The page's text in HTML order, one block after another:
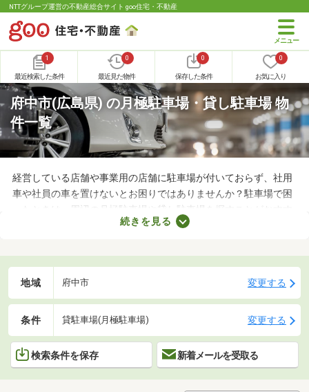
NTTグループ運営の不動産総合サイト goo住宅・不動産
1
最近検索した条件
0
最近見た物件
0
保存した条件
0
お気に入り
府中市(広島県) の月極駐車場・貸し駐車場 物
件一覧
経営している店舗や事業用の店舗に駐車場が付いておらず、社用
車や社員の車を置けないとお困りではありませんか？駐車場で困
ったときは、周辺の月極駐車場や貸し駐車場を探すことがおすす
め。店舗や事務所から近い場所に駐車スペースを確保できれば、
介するので、立地をチェックしてみましょう。
続きを見る
地域 府中市 変更する
条件 貸駐車場(月極駐車場) 変更する
検索条件を保存 新着メールを受取る